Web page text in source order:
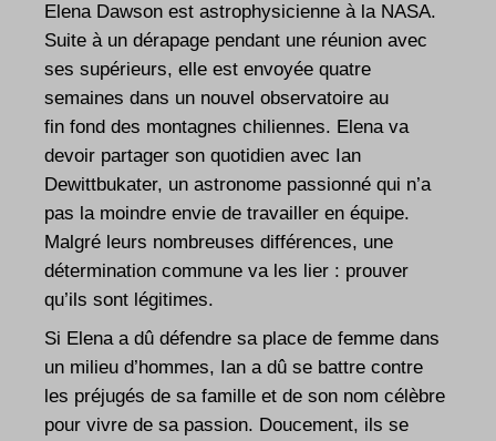
E lena Dawson est astrophysicienne à la NASA.
Suite à un dérapage pendant une réunion avec
ses supérieurs, elle est envoyée quatre
semaines dans un nouvel observatoire au
fin fond des montagnes chiliennes. Elena va
devoir partager son quotidien avec Ian
Dewittbukater, un astronome passionné qui n’a
pas la moindre envie de travailler en équipe.
Malgré leurs nombreuses différences, une
détermination commune va les lier : prouver
qu’ils sont légitimes.
Si Elena a dû défendre sa place de femme dans
un milieu d’hommes, Ian a dû se battre contre
les préjugés de sa famille et de son nom célèbre
pour vivre de sa passion. Doucement, ils se